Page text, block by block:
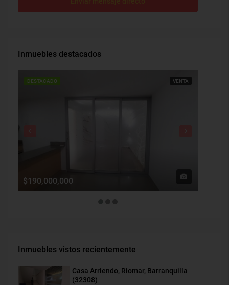
Inmuebles destacados
DESTACADO VENTA
$190,000,000
Inmuebles vistos recientemente
Casa Arriendo, Riomar, Barranquilla
(32308)